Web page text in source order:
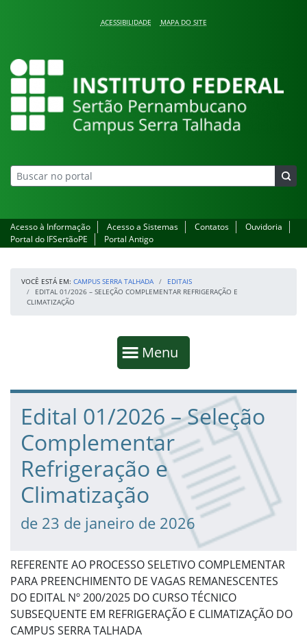
ACESSIBILIDADE MAPA DO SITE
Campus Serra Talhada
Acesso à Informação Acesso a Sistemas Contatos
Ouvidoria
Portal do IFSertãoPE
Portal Antigo
VOCÊ ESTÁ EM: CAMPUS SERRA TALHADA
EDITAIS
EDITAL 01/2026 – SELEÇÃO COMPLEMENTAR REFRIGERAÇÃO E
CLIMATIZAÇÃO
Mostrar
Menu
Fim da navegação
Início do conteúdo
Edital 01/2026 – Seleção
Complementar
Refrigeração e
Climatização
de 23 de janeiro de 2026
REFERENTE AO PROCESSO SELETIVO COMPLEMENTAR
PARA PREENCHIMENTO DE VAGAS REMANESCENTES
DO EDITAL Nº 200/2025 DO CURSO TÉCNICO
SUBSEQUENTE EM REFRIGERAÇÃO E CLIMATIZAÇÃO DO
CAMPUS SERRA TALHADA